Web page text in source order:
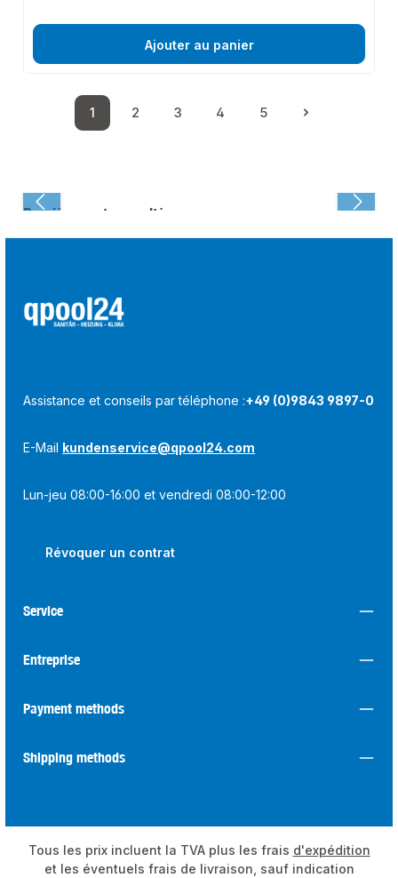
Ajouter au panier
Page
1
Page
2
Page
3
Page
4
Page
5
Dernièrement consulté :
Assistance et conseils par téléphone :+49 (0)9843 9897-0
E-Mail kundenservice@qpool24.com
Lun-jeu 08:00-16:00 et vendredi 08:00-12:00
Révoquer un contrat
Service
Entreprise
Payment methods
Shipping methods
Tous les prix incluent la TVA plus les frais d'expédition
et les éventuels frais de livraison, sauf indication